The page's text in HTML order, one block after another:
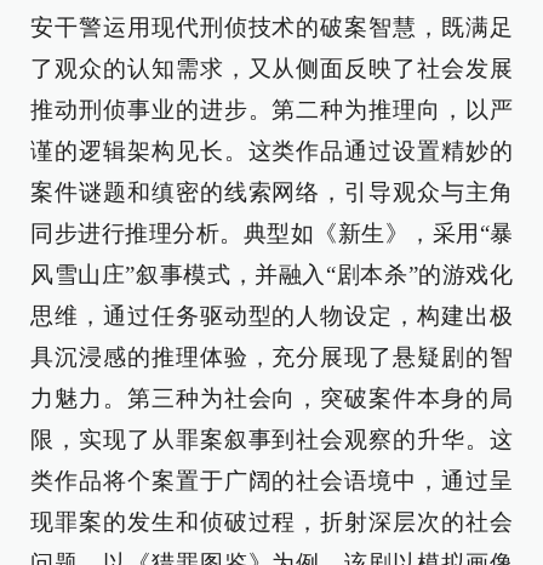
安干警运用现代刑侦技术的破案智慧，既满足
了观众的认知需求，又从侧面反映了社会发展
推动刑侦事业的进步。第二种为推理向，以严
谨的逻辑架构见长。这类作品通过设置精妙的
案件谜题和缜密的线索网络，引导观众与主角
同步进行推理分析。典型如《新生》，采用“暴
风雪山庄”叙事模式，并融入“剧本杀”的游戏化
思维，通过任务驱动型的人物设定，构建出极
具沉浸感的推理体验，充分展现了悬疑剧的智
力魅力。第三种为社会向，突破案件本身的局
限，实现了从罪案叙事到社会观察的升华。这
类作品将个案置于广阔的社会语境中，通过呈
现罪案的发生和侦破过程，折射深层次的社会